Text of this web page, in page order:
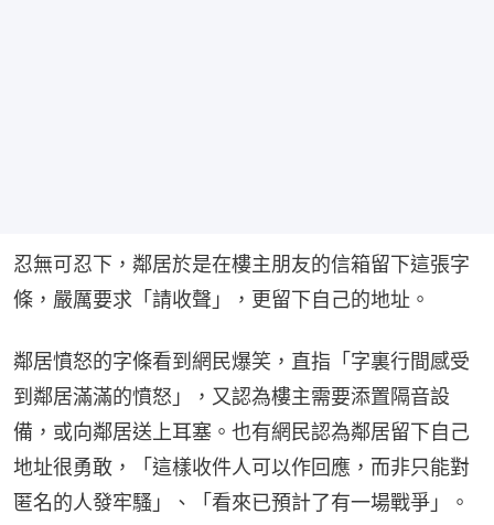
忍無可忍下，鄰居於是在樓主朋友的信箱留下這張字
條，嚴厲要求「請收聲」，更留下自己的地址。
鄰居憤怒的字條看到網民爆笑，直指「字裏行間感受
到鄰居滿滿的憤怒」，又認為樓主需要添置隔音設
備，或向鄰居送上耳塞。也有網民認為鄰居留下自己
地址很勇敢，「這樣收件人可以作回應，而非只能對
匿名的人發牢騷」、「看來已預計了有一場戰爭」。